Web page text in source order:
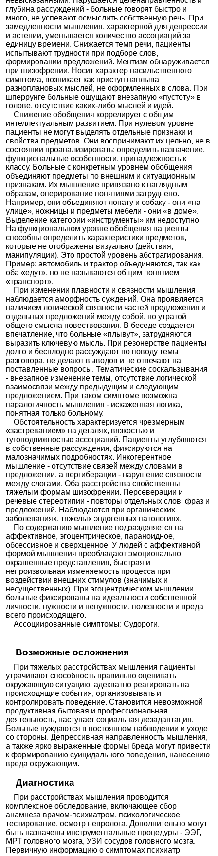
глубина рассуждений - больные говорят быстро и
много, не успевают осмыслить собственную речь. При
замедленности мышления, характерной для депрессии
и астении, уменьшается количество ассоциаций за
единицу времени. Снижается темп речи, пациенты
испытывают трудности при подборе слов,
формировании предложений. Ментизм обнаруживается
при шизофрении. Носит характер насильственного
симптома, возникает как приступ наплыва
разноплановых мыслей, не оформленных в слова. При
шперрунге больные ощущают внезапную «пустоту» в
голове, отсутствие каких-либо мыслей и идей.
Снижение обобщения коррелирует с общим
интеллектуальным развитием. При нулевом уровне
пациенты не могут выделять отдельные признаки и
свойства предметов. Они воспринимают их цельно, не в
состоянии проанализировать: определить назначение,
функциональные особенности, принадлежность к
классу. Больные с конкретным уровнем обобщения
объединяют предметы по внешним и ситуационным
признакам. Их мышление привязано к наглядным
образам, оперирование понятиями затруднено.
Например, они объединяют лопату и собаку - они «на
улице», ножницы и предметы мебели - они «в доме».
Выделение категории «инструменты» им недоступно.
На функциональном уровне обобщения пациенты
способны определить характеристики предметов,
которые не отображены визуально (действия,
манипуляции). Это простой уровень абстрагирования.
Пример: автомобиль и трактор объединяются, так как
оба «едут», но не называются общим понятием
«транспорт».
При изменении плавности и связности мышления
наблюдается аморфность суждений. Она проявляется
наличием логической связности частей предложения и
отдельных предложений между собой, но утратой
общего смысла повествования. В беседе создается
впечатление, что больные «плывут», затрудняются
выразить ключевую мысль. При резонерстве пациенты
долго и бесплодно рассуждают по поводу темы
разговора, не делают выводов и не отвечают на
поставленные вопросы. Тематические соскальзывания
- внезапное изменение темы, отсутствие логической
взаимосвязи между предыдущим и следующим
предложением. При таком симптоме возможна
паралогичность мышления - искаженная логика,
понятная только больному.
Обстоятельность характеризуется чрезмерным
«застреванием» на деталях, вязкостью и
тугоподвижностью ассоциаций. Пациенты углубляются
в собственные рассуждения, фиксируются на
малозначимых подробностях. Инкогерентное
мышление - отсутствие связей между словами в
предложении, а вергиберации - нарушение связности
между слогами. Оба расстройства свойственны
тяжелым формам шизофрении. Персеверации и
речевые стереотипии - повторы отдельных слов, фраз и
предложений. Наблюдаются при органических
заболеваниях, тяжелых эндогенных патологиях.
По содержанию мышление подразделяется на
аффективное, эгоцентрическое, параноидное,
обсессивное и сверхценное. У людей с аффективной
формой мышления преобладают эмоционально
окрашенные представления, быстрая и
непроизвольная изменяемость процесса при
воздействии внешних стимулов (значимых и
несущественных). При эгоцентрическом мышлении
больные фиксированы на идеальности собственной
личности, нужности и ненужности, полезности и вреда
всего происходящего.
Ассоциированные симптомы: Судороги.
Возможные осложнения
При тяжелых расстройствах мышления пациенты
утрачивают способность правильно оценивать
окружающую ситуацию, адекватно реагировать на
происходящие события, организовывать и
контролировать поведение. Становится невозможной
продуктивная бытовая и профессиональная
деятельность, наступает социальная дезадаптация.
Больные нуждаются в постоянном наблюдении и уходе
со стороны. Депрессивная направленность мышления,
а также ярко выраженные формы бреда могут привести
к формированию суицидального поведения, нанесению
вреда окружающим.
Диагностика
При расстройствах мышления проводится
комплексное обследование, включающее сбор
анамнеза врачом-психиатром, психологическое
тестирование, осмотр невролога. Дополнительно могут
быть назначены инструментальные процедуры - ЭЭГ,
МРТ головного мозга, УЗИ сосудов головного мозга.
Первичную информацию о симптомах психиатр